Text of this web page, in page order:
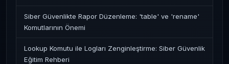
Siber Güvenlikte Rapor Düzenleme: 'table' ve 'rename'
Komutlarının Önemi
Lookup Komutu ile Logları Zenginleştirme: Siber Güvenlik
Eğitim Rehberi